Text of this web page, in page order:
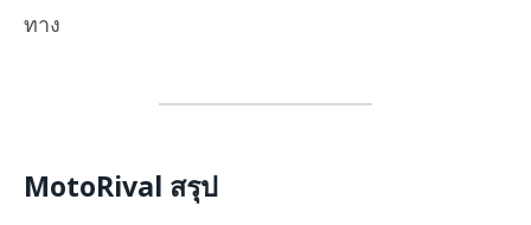
ทาง
MotoRival สรุป